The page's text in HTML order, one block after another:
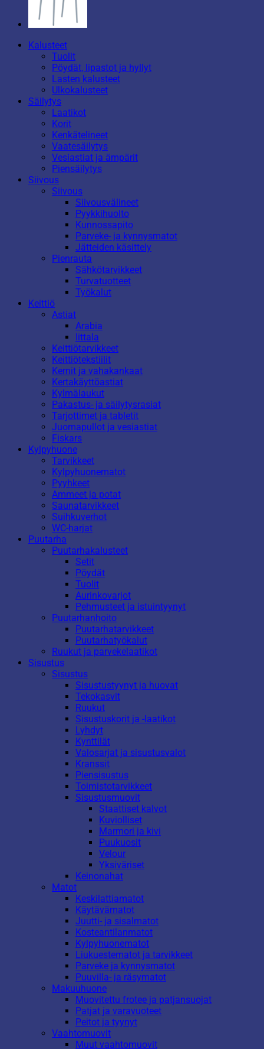
Kalusteet
Tuolit
Pöydät, lipastot ja hyllyt
Lasten kalusteet
Ulkokalusteet
Säilytys
Laatikot
Korit
Kenkätelineet
Vaatesäilytys
Vesiastiat ja ämpärit
Piensäilytys
Siivous
Siivous
Siivousvälineet
Pyykkihuolto
Kunnossapito
Parveke- ja kynnysmatot
Jätteiden käsittely
Pienrauta
Sähkötarvikkeet
Turvatuotteet
Työkalut
Keittiö
Astiat
Arabia
Iittala
Keittiötarvikkeet
Keittiötekstiilit
Kernit ja vahakankaat
Kertakäyttöastiat
Kylmälaukut
Pakastus- ja säilytysrasiat
Tarjottimet ja tabletit
Juomapullot ja vesiastiat
Fiskars
Kylpyhuone
Tarvikkeet
Kylpyhuonematot
Pyyhkeet
Ammeet ja potat
Saunatarvikkeet
Suihkuverhot
WC-harjat
Puutarha
Puutarhakalusteet
Setit
Pöydät
Tuolit
Aurinkovarjot
Pehmusteet ja istuintyynyt
Puutarhanhoito
Puutarhatarvikkeet
Puutarhatyökalut
Ruukut ja parvekelaatikot
Sisustus
Sisustus
Sisustustyynyt ja huovat
Tekokasvit
Ruukut
Sisustuskorit ja -laatikot
Lyhdyt
Kynttilät
Valosarjat ja sisustusvalot
Kranssit
Piensisustus
Toimistotarvikkeet
Sisustusmuovit
Staattiset kalvot
Kuviolliset
Marmori ja kivi
Puukuosit
Velour
Yksiväriset
Keinonahat
Matot
Keskilattiamatot
Käytävämatot
Juutti- ja sisalmatot
Kosteantilanmatot
Kylpyhuonematot
Liukuestematot ja tarvikkeet
Parveke ja kynnysmatot
Puuvilla- ja räsymatot
Makuuhuone
Muovitettu frotee ja patjansuojat
Patjat ja varavuoteet
Peitot ja tyynyt
Vaahtomuovit
Muut vaahtomuovit